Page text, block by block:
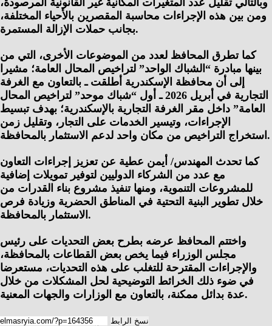
وبالتالي تقليل عدد المتغيرات المكانية غير القانونية المرصودة،
ومن بين هذه الإجراءات محاسبة المقصرين بالأحياء المختلفة،
بجانب حملات الإزالة المستمرة.
كما تطرق المحافظ لعدد من الموضوعات الأخرى، التي من
بينها مبادرة “الشباك الواحد” لتراخيص المحال العامة؛ مشيرا
إلى أن محافظة الإسكندرية أطلقت ـ بالتعاون مع الغرفة
التجارية في أبريل 2026 ـ أول “شباك موحد” لتراخيص المحال
العامة” داخل مقر الغرفة التجارية بالإسكندرية؛ بهدف تبسيط
الإجراءات، وتيسير الخدمات على التجار، وتقليل زمن
استخراج التراخيص من مكان واحد لدعم الاستثمار بالمحافظة.
كما تحدث المهندس/ أيمن عطية عن تعزيز إجراءات التعاون
مع عدد من الشركاء الدوليين لتوفير تمويلات إضافية
للمشروعات التنموية، ومنها تنفيذ مشروع بناء القدرات من
خلال تطوير البنية التحتية في المناطق الحضرية وزيادة فرص
الاستثمار بالمحافظة.
واختتم المحافظ عرضه بطرح بعض التحديات على رئيس
مجلس الوزراء فيما يخص بعض القطاعات بالمحافظة،
والإجراءات المقترحة للتغلب على هذه التحديات، مستعرضا
في ضوء ذلك الخرائط التوضيحية لحل المشكلات من خلال
عدة بدائل ممكنة، بالتعاون مع الوزارات والجهات المعنية.
نسخ الرابط